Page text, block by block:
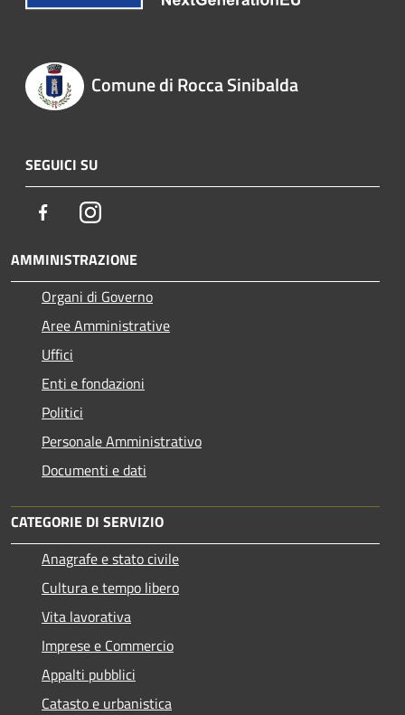
Comune di Rocca Sinibalda
SEGUICI SU
FacebookInstagram
AMMINISTRAZIONE
Organi di Governo
Aree Amministrative
Uffici
Enti e fondazioni
Politici
Personale Amministrativo
Documenti e dati
CATEGORIE DI SERVIZIO
Anagrafe e stato civile
Cultura e tempo libero
Vita lavorativa
Imprese e Commercio
Appalti pubblici
Catasto e urbanistica